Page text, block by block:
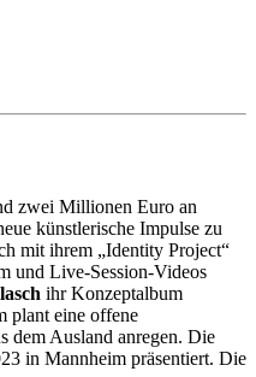
zwei Millionen Euro an
künstlerische Impulse zu
mit ihrem „Identity Project“
und Live-Session-Videos
ihr Konzeptalbum
plant eine offene
dem Ausland anregen. Die
in Mannheim präsentiert. Die